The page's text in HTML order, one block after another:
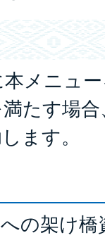
メニュ
たす場
ます。
の架け